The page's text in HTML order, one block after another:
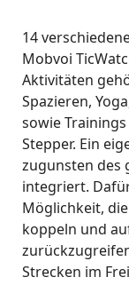
14
Mobvoi
Aktivitäten
Spazieren,
sowie
Stepper. Ein
zugunsten des
integriert.
Möglichkeit,
koppeln und
Strecken im